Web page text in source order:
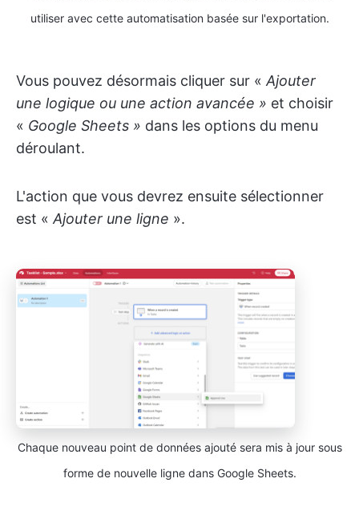
utiliser avec cette automatisation basée sur l'exportation.
Vous pouvez désormais cliquer sur « Ajouter
une logique ou une action avancée » et choisir
« Google Sheets » dans les options du menu
déroulant.
L'action que vous devrez ensuite sélectionner
est « Ajouter une ligne ».
Chaque nouveau point de données ajouté sera mis à jour sous
forme de nouvelle ligne dans Google Sheets.